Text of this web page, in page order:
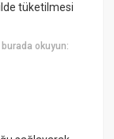
tüketilmesi
burada okuyun: